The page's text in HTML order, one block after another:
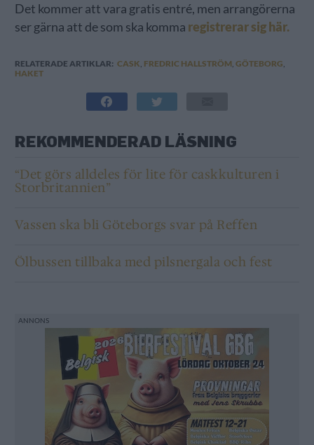
Det kommer att vara gratis entré, men arrangörerna
ser gärna att de som ska komma registrerar sig här.
RELATERADE ARTIKLAR: CASK FREDRIC HALLSTRÖM, GÖTEBORG
HAKET
REKOMMENDERAD LÄSNING
“Det görs alldeles för lite för caskkulturen i
Storbritannien”
Vassen ska bli Göteborgs svar på Reffen
Ölbussen tillbaka med pilsnergala och fest